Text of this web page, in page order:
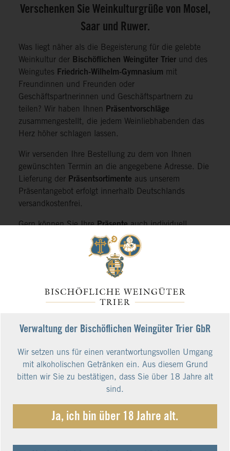
Verschenken Sie Weinkulturgrüße von Mosel,
Saar und Ruwer.
Was liegt näher als die Begeisterung für die gelebte
Weinkultur der Bischöflichen Weingüter Trier und des
Weingutes Friedrich-Wilhelm-Gymnasium mit
Freundinnen und Freunden oder
Geschäftspartnerinnen und Geschäftspartnern zu
teilen? Wir haben Ihnen
Präsentvorschläge
zusammengestellt, die jedem Weinliebhabenden das
Herz höher schlagen lassen.
Wir versenden Ihre Bestellung zu dem von Ihnen
gewünschten Termin an die angegebene Adresse. Die
Lieferung der Präsentsortimente aus unserem
Präsentangebot erfolgt innerhalb Deutschlands
versandkostenfrei.
Gern können Sie IhrePräsenteauch individuell
zusammenstellen und aus diversen
Verpackungsmöglichkeiten auswählen. Oder wir
Gutschein
Verwaltung der Bischöflichen Weingüter Trier GbR
Wir setzen uns für einen verantwortungsvollen Umgang
mit alkoholischen Getränken ein. Aus diesem Grund
bitten wir Sie zu bestätigen, dass Sie über 18 Jahre alt
sind.
Ja, ich bin über 18 Jahre alt.